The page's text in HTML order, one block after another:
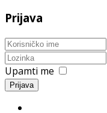
Prijava
Upamti me
Prijava